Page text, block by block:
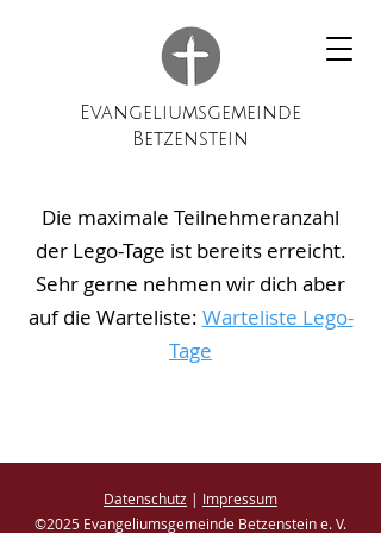
Evangeliumsgemeinde
Betzenstein
Die maximale Teilnehmeranzahl
der Lego-Tage ist bereits erreicht.
Sehr gerne nehmen wir dich aber
auf die Warteliste: Warteliste Lego-
Tage
Datenschutz | Impressum
©2025 Evangeliumsgemeinde Betzenstein e. V.